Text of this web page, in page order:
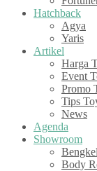
Hatchback
Agya
Yaris
Artikel
Harga
Event
Promo
Tips
News
Agenda
Showroom
Body